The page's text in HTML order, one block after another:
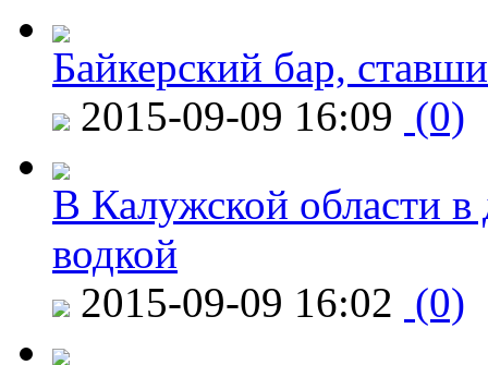
Байкерский бар,
2015-09-09 16:09 (0)
В Калужской области в
водкой
2015-09-09 16:02 (0)